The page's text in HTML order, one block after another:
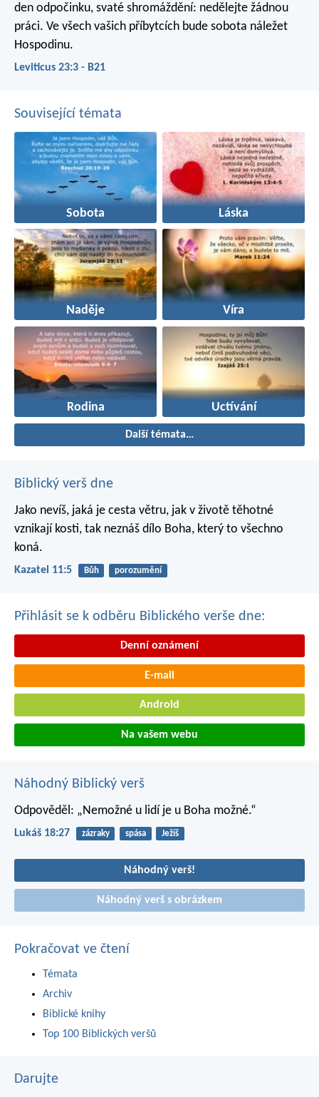
den odpočinku, svaté shromáždění: nedělejte žádnou
práci. Ve všech vašich příbytcích bude sobota náležet
Hospodinu.
Leviticus 23:3 - B21
Související témata
Sobota Láska
Naděje Víra
Rodina Uctívání
Další témata…
Biblický verš dne
Jako nevíš, jaká je cesta větru, jak v životě těhotné
vznikají kosti, tak neznáš dílo Boha, který to všechno
koná.
Kazatel 11:5 Bůh porozumění
Přihlásit se k odběru Biblického verše dne:
Denní oznámení
E-mail
Android
Na vašem webu
Náhodný Biblický verš
Odpověděl: „Nemožné u lidí je u Boha možné.“
Lukáš 18:27 zázraky spása Ježíš
Náhodný verš!
Náhodný verš s obrázkem
Pokračovat ve čtení
Témata
Archiv
Biblické knihy
Top 100 Biblických veršů
Darujte